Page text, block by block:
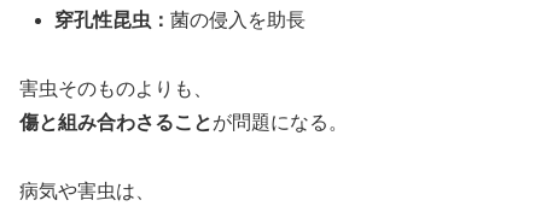
穿孔性昆虫：菌の侵入を助長
害虫そのものよりも、
傷と組み合わさることが問題になる。
病気や害虫は、